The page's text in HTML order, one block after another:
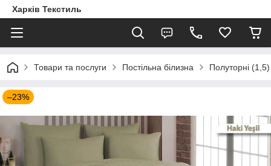
Харків Текстиль
Товари та послуги Постільна білизна Полуторні (1,5)
–23%